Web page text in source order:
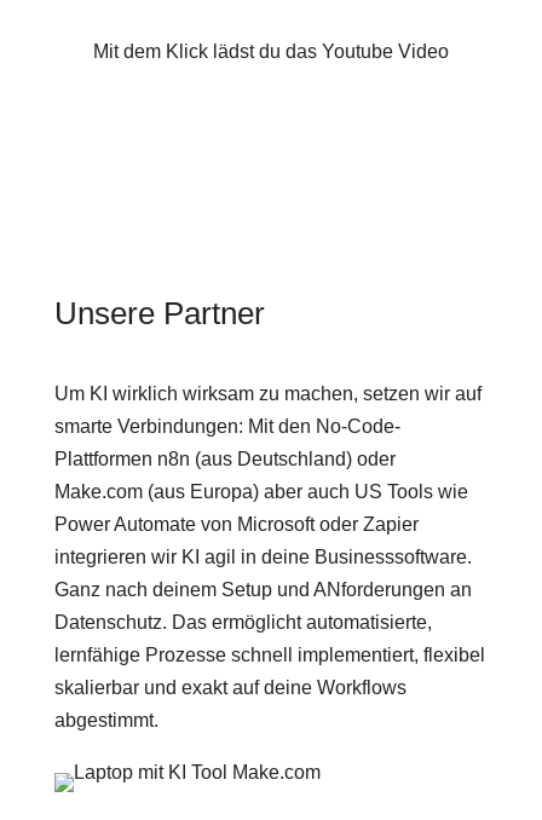
Mit dem Klick lädst du das Youtube Video
Unsere Partner
Um KI wirklich wirksam zu machen, setzen wir auf
smarte Verbindungen: Mit den No-Code-
Plattformen n8n (aus Deutschland) oder
Make.com (aus Europa) aber auch US Tools wie
Power Automate von Microsoft oder Zapier
integrieren wir KI agil in deine Businesssoftware.
Ganz nach deinem Setup und ANforderungen an
Datenschutz. Das ermöglicht automatisierte,
lernfähige Prozesse schnell implementiert, flexibel
skalierbar und exakt auf deine Workflows
abgestimmt.